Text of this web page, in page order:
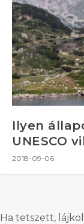
Ilyen
UNESCO
2018-09-06
Ha tetszett,